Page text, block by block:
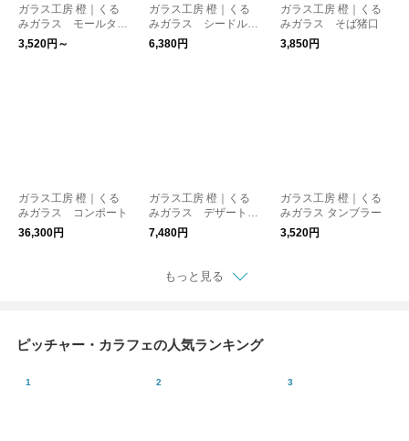
ガラス工房 橙｜くる
みガラス モールタン
ブラー
3,520円～
ガラス工房 橙｜くる
みガラス シードルグ
ラス
6,380円
ガラス工房 橙｜くる
みガラス そば猪口
3,850円
ガラス工房 橙｜くる
みガラス コンポート
36,300円
ガラス工房 橙｜くる
みガラス デザートカ
ップ
7,480円
ガラス工房 橙｜くる
みガラス タンブラー
3,520円
もっと見る
ピッチャー・カラフェの人気ランキング